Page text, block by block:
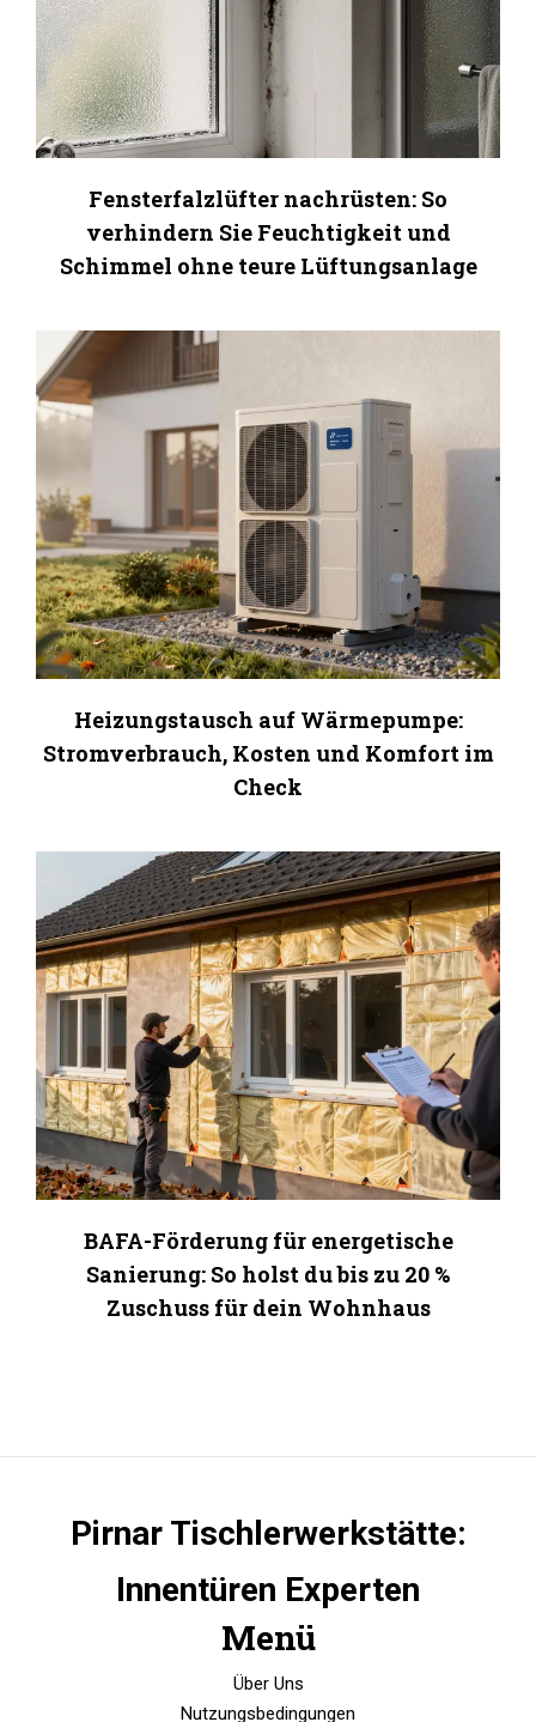
Fensterfalzlüfter nachrüsten: So
verhindern Sie Feuchtigkeit und
Schimmel ohne teure Lüftungsanlage
Heizungstausch auf Wärmepumpe:
Stromverbrauch, Kosten und Komfort im
Check
BAFA-Förderung für energetische
Sanierung: So holst du bis zu 20 %
Zuschuss für dein Wohnhaus
Pirnar Tischlerwerkstätte:
Innentüren Experten
Menü
Über Uns
Nutzungsbedingungen